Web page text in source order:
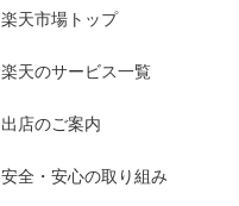
楽天市場トップ
楽天のサービス一覧
出店のご案内
安全・安心の取り組み